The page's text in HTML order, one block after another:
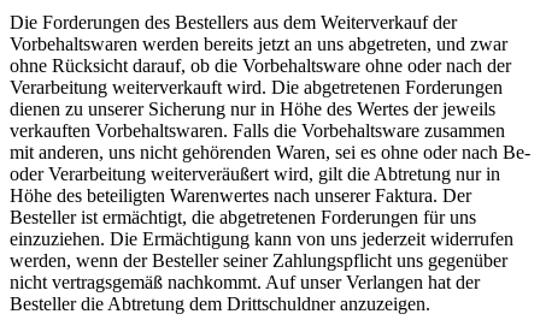
Die Forderungen des Bestellers aus dem Weiterverkauf der
Vorbehaltswaren werden bereits jetzt an uns abgetreten, und zwar
ohne Rücksicht darauf, ob die Vorbehaltsware ohne oder nach der
Verarbeitung weiterverkauft wird. Die abgetretenen Forderungen
dienen zu unserer Sicherung nur in Höhe des Wertes der jeweils
verkauften Vorbehaltswaren. Falls die Vorbehaltsware zusammen
mit anderen, uns nicht gehörenden Waren, sei es ohne oder nach Be-
oder Verarbeitung weiterveräußert wird, gilt die Abtretung nur in
Höhe des beteiligten Warenwertes nach unserer Faktura. Der
Besteller ist ermächtigt, die abgetretenen Forderungen für uns
einzuziehen. Die Ermächtigung kann von uns jederzeit widerrufen
werden, wenn der Besteller seiner Zahlungspflicht uns gegenüber
nicht vertragsgemäß nachkommt. Auf unser Verlangen hat der
Besteller die Abtretung dem Drittschuldner anzuzeigen.